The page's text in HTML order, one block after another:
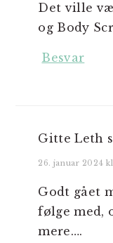
Det ville
og Body
Besvar
Gitte Leth
26. januar 2024
Godt gået
følge med,
mere….